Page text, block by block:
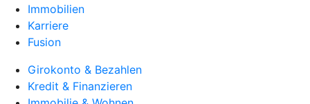
Immobilien
Karriere
Fusion
Girokonto & Bezahlen
Kredit & Finanzieren